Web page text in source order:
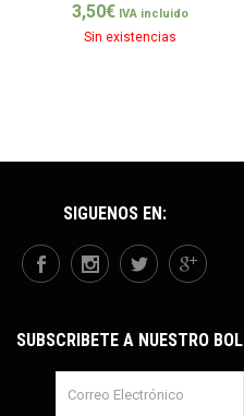
3,50€ IVA incluido
Sin existencias
SÍGUENOS EN:
SUBSCRÍBETE A NUESTRO